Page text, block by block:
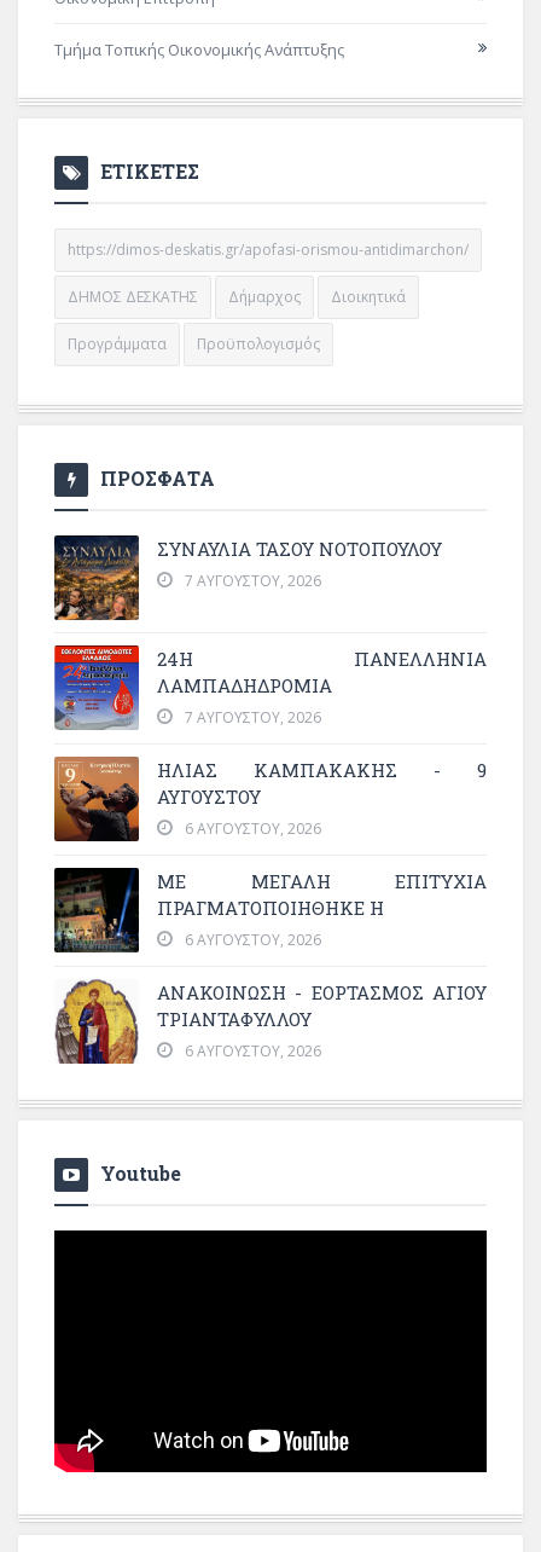
Τμήμα Τοπικής Οικονομικής Ανάπτυξης
ΕΤΙΚΕΤΕΣ
https://dimos-deskatis.gr/apofasi-orismou-antidimarchon/
ΔΗΜΟΣ ΔΕΣΚΑΤΗΣ Δήμαρχος Διοικητικά
Προγράμματα Προϋπολογισμός
ΠΡΟΣΦΑΤΑ
ΣΥΝΑΥΛΙΑ ΤΑΣΟΥ ΝΟΤΟΠΟΥΛΟΥ
7 ΑΥΓΟΎΣΤΟΥ, 2026
24Η ΠΑΝΕΛΛΗΝΙΑ
ΛΑΜΠΑΔΗΔΡΟΜΙΑ
7 ΑΥΓΟΎΣΤΟΥ, 2026
ΗΛΙΑΣ ΚΑΜΠΑΚΑΚΗΣ - 9
ΑΥΓΟΥΣΤΟΥ
6 ΑΥΓΟΎΣΤΟΥ, 2026
ΜΕ ΜΕΓΆΛΗ ΕΠΙΤΥΧΊΑ
ΠΡΑΓΜΑΤΟΠΟΙΉΘΗΚΕ Η
6 ΑΥΓΟΎΣΤΟΥ, 2026
ΑΝΑΚΟΙΝΩΣΗ - ΕΟΡΤΑΣΜΟΣ ΑΓΙΟΥ
ΤΡΙΑΝΤΑΦΥΛΛΟΥ
6 ΑΥΓΟΎΣΤΟΥ, 2026
Youtube